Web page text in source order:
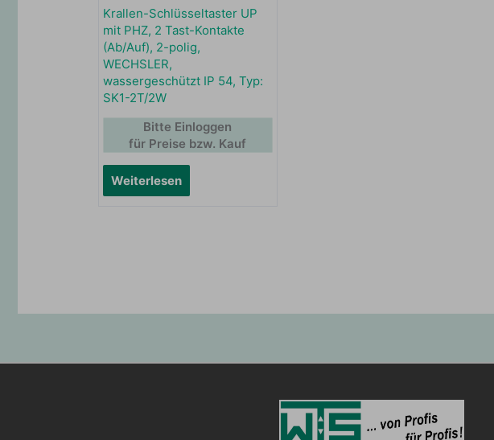
Krallen-Schlüsseltaster UP
mit PHZ, 2 Tast-Kontakte
(Ab/Auf), 2-polig,
WECHSLER,
wassergeschützt IP 54, Typ:
SK1-2T/2W
Weiterlesen
Bitte Einloggen
für Preise bzw. Kauf